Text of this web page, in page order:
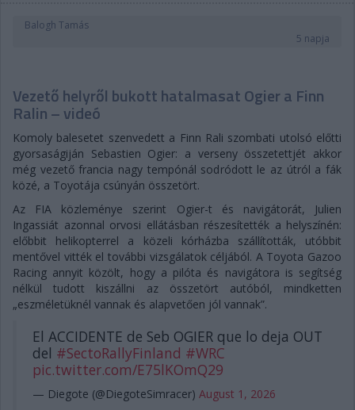
Balogh Tamás
5 napja
Vezető helyről bukott hatalmasat Ogier a Finn
Ralin – videó
Komoly balesetet szenvedett a Finn Rali szombati utolsó előtti
gyorsaságiján Sebastien Ogier: a verseny összetettjét akkor
még vezető francia nagy tempónál sodródott le az útról a fák
közé, a Toyotája csúnyán összetört.
Az FIA közleménye szerint Ogier-t és navigátorát, Julien
Ingassiát azonnal orvosi ellátásban részesítették a helyszínén:
előbbit helikopterrel a közeli kórházba szállították, utóbbit
mentővel vitték el további vizsgálatok céljából. A Toyota Gazoo
Racing annyit közölt, hogy a pilóta és navigátora is segítség
nélkül tudott kiszállni az összetört autóból, mindketten
„eszméletüknél vannak és alapvetően jól vannak”.
El ACCIDENTE de Seb OGIER que lo deja OUT
del #SectoRallyFinland #WRC
pic.twitter.com/E75lKOmQ29
— Diegote (@DiegoteSimracer) August 1, 2026